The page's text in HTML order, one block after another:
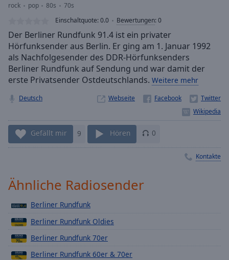
Seek to
live,
currently
behind
liveLIVE
Remaining
1x
Playback
Rate
Chapters
Descriptions
descriptions
off
selected
rock pop 80s
70s
Einschaltquote:0.0 Bewertungen:0
Der Berliner Rundfunk 91.4 ist ein privater
Hörfunksender aus Berlin. Er ging am 1. Januar 1992
als Nachfolgesender des DDR-Hörfunksenders
Berliner Rundfunk auf Sendung und war damit der
erste Privatsender Ostdeutschlands. Weitere mehr
Deutsch Webseite
Gefällt mir 9 Hören 0
Kontakte
Ähnliche Radiosender
Berliner Rundfunk
Berliner Rundfunk Oldies
Berliner Rundfunk 70er
Berliner Rundfunk 60er & 70er